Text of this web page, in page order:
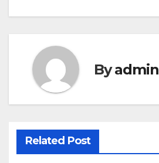
Byadmin
Related Post